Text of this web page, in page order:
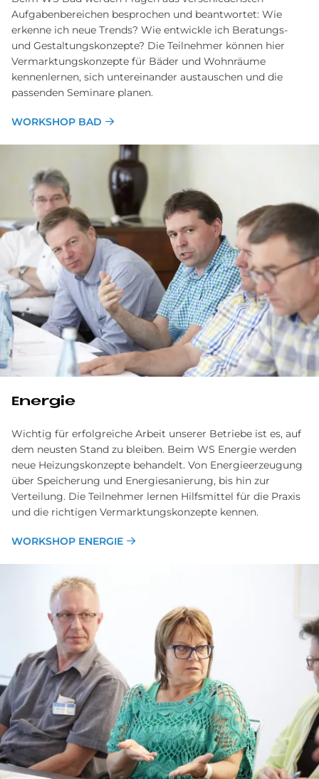
Aufgabenbereichen besprochen und beantwortet: Wie
erkenne ich neue Trends? Wie entwickle ich Beratungs-
und Gestaltungskonzepte? Die Teilnehmer können hier
Vermarktungskonzepte für Bäder und Wohnräume
kennenlernen, sich untereinander austauschen und die
passenden Seminare planen.
WORKSHOP BAD
Energie
Wichtig für erfolgreiche Arbeit unserer Betriebe ist es, auf
dem neusten Stand zu bleiben. Beim WS Energie werden
neue Heizungskonzepte behandelt. Von Energieerzeugung
über Speicherung und Energiesanierung, bis hin zur
Verteilung. Die Teilnehmer lernen Hilfsmittel für die Praxis
und die richtigen Vermarktungskonzepte kennen.
WORKSHOP ENERGIE